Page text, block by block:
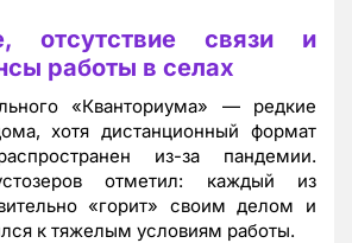
отсутствие связи и
работы в селах
«Кванториума» — редкие
хотя дистанционный формат
из-за пандемии.
отметил: каждый из
«горит» своим делом и
к тяжелым условиям работы.